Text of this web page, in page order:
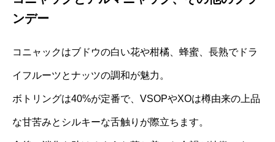
ンデー
コニャックはブドウの白い花や柑橘、蜂蜜、長熟でドラ
イフルーツとナッツの調和が魅力。
ボトリングは40%が定番で、VSOPやXOは樽由来の上品
な甘苦みとシルキーな舌触りが際立ちます。